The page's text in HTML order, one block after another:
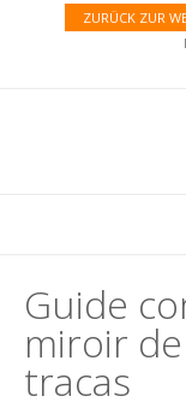
ZURÜCK ZUR
Guide
miroir
tracas